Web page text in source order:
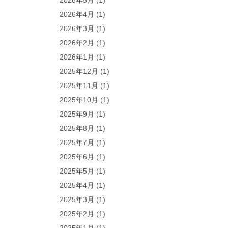
2026年4月 (1)
2026年3月 (1)
2026年2月 (1)
2026年1月 (1)
2025年12月 (1)
2025年11月 (1)
2025年10月 (1)
2025年9月 (1)
2025年8月 (1)
2025年7月 (1)
2025年6月 (1)
2025年5月 (1)
2025年4月 (1)
2025年3月 (1)
2025年2月 (1)